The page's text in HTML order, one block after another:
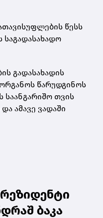
წესს
საგადასახადო
გადასახადის
წარუდგინოს
საანგარიშო თვის
ამავე ვადაში
ბაკა